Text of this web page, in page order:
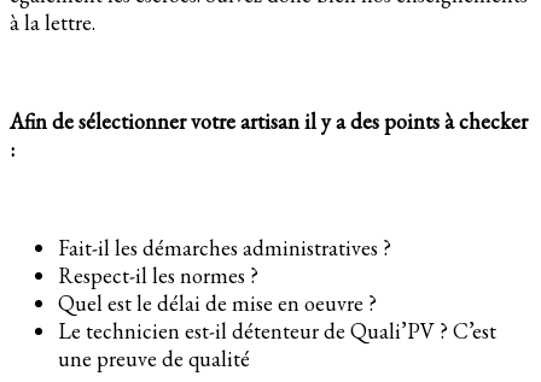
à la lettre.
Afin de sélectionner votre artisan il y a des points à checker
:
Fait-il les démarches administratives ?
Respect-il les normes ?
Quel est le délai de mise en oeuvre ?
Le technicien est-il détenteur de Quali’PV ? C’est
une preuve de qualité